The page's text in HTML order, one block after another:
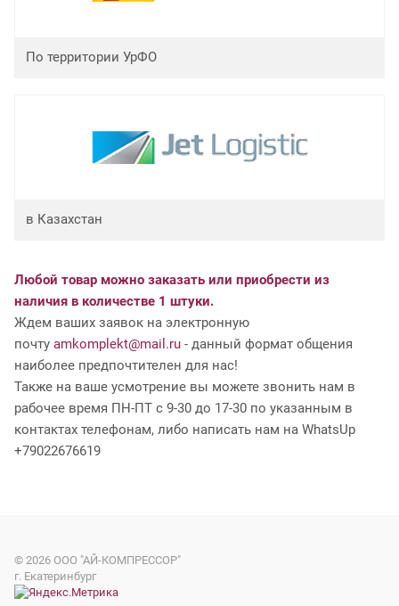
По территории УрФО
в Казахстан
Любой товар можно заказать или приобрести из
наличия в количестве 1 штуки.
Ждем ваших заявок на электронную
почту amkomplekt@mail.ru - данный формат общения
наиболее предпочтителен для нас!
Также на ваше усмотрение вы можете звонить нам в
рабочее время ПН-ПТ с 9-30 до 17-30 по указанным в
контактах телефонам, либо написать нам на WhatsUp
+79022676619
© 2026 ООО "АЙ-КОМПРЕССОР"
г. Екатеринбург